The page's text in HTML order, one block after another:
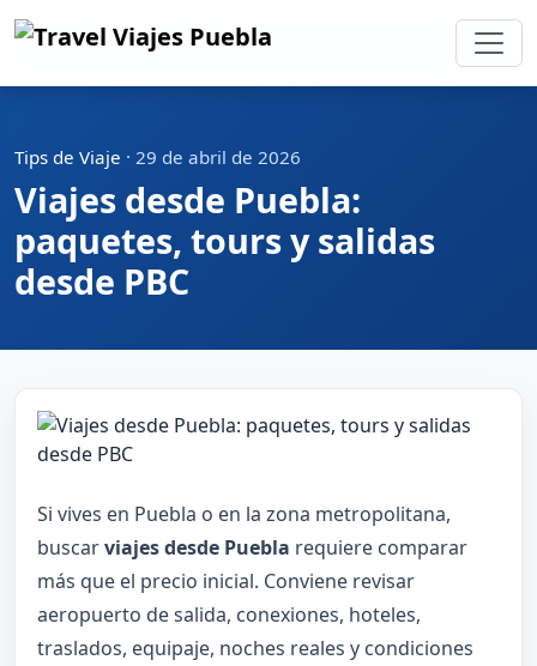
Tips de Viaje · 29 de abril de 2026
Viajes desde Puebla:
paquetes, tours y salidas
desde PBC
Si vives en Puebla o en la zona metropolitana,
buscarviajes desde Puebla requiere comparar
más que el precio inicial. Conviene revisar
aeropuerto de salida, conexiones, hoteles,
traslados, equipaje, noches reales y condiciones